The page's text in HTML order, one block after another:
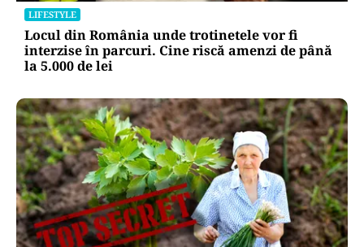
LIFESTYLE
Locul din România unde trotinetele vor fi
interzise în parcuri. Cine riscă amenzi de până
la 5.000 de lei